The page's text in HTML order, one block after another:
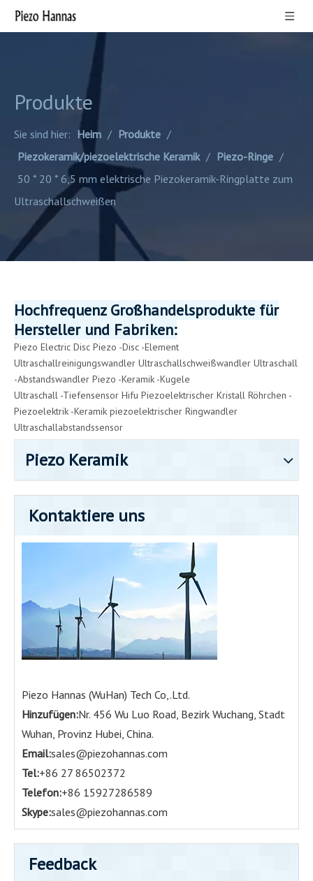
Produkte
Sie sind hier: Heim / Produkte /
Piezokeramik/piezoelektrische Keramik / Piezo-Ringe /
50 * 20 * 6,5 mm elektrische Piezokeramik-Ringplatte zum
Ultraschallschweißen
Hochfrequenz Großhandelsprodukte für
Hersteller und Fabriken:
Piezo Electric Disc Piezo -Disc -Element
Ultraschallreinigungswandler Ultraschallschweißwandler Ultraschall
-Abstandswandler Piezo -Keramik -Kugele
Ultraschall -Tiefensensor Hifu Piezoelektrischer Kristall Röhrchen -
Piezoelektrik -Keramik piezoelektrischer Ringwandler
Ultraschallabstandssensor
Piezo Keramik
Kontaktiere uns
Piezo Hannas (WuHan) Tech Co,.Ltd.
Hinzufügen:Nr. 456 Wu Luo Road, Bezirk Wuchang, Stadt
Wuhan, Provinz Hubei, China.
Email:sales@piezohannas.com
Tel:+86 27 86502372
Telefon:+86 15927286589
Skype:sales@piezohannas.com
Feedback